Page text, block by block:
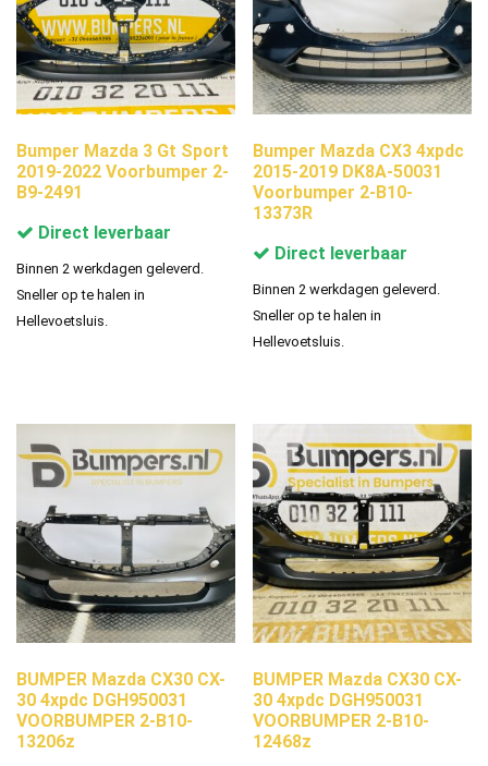
Bumper Mazda 3 Gt Sport
2019-2022 Voorbumper 2-
B9-2491
Direct leverbaar
Binnen 2 werkdagen geleverd.
Sneller op te halen in
Hellevoetsluis.
Bumper Mazda CX3 4xpdc
2015-2019 DK8A-50031
Voorbumper 2-B10-
13373R
Direct leverbaar
Binnen 2 werkdagen geleverd.
Sneller op te halen in
Hellevoetsluis.
BUMPER Mazda CX30 CX-
30 4xpdc DGH950031
VOORBUMPER 2-B10-
13206z
BUMPER Mazda CX30 CX-
30 4xpdc DGH950031
VOORBUMPER 2-B10-
12468z